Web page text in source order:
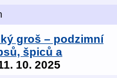
groš – podzimní
špiců a
10. 2025